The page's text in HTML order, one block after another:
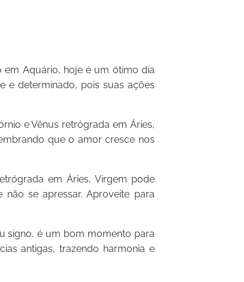
Aquário, hoje é um ótimo dia
e determinado, pois suas ações
e Vênus retrógrada em Áries,
que o amor cresce nos
em Áries, Virgem pode
se apressar. Aproveite para
signo, é um bom momento para
antigas, trazendo harmonia e